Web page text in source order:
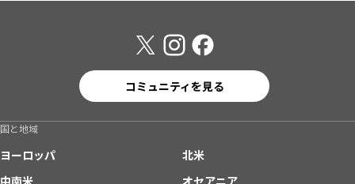
コミュニティを見る
国と地域
ヨーロッパ
北米
中南米
オセアニア